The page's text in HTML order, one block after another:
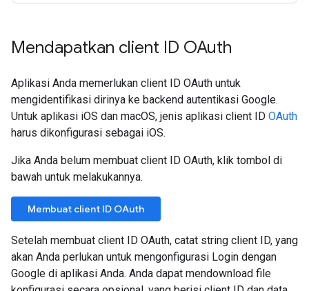
Mendapatkan client ID OAuth
Aplikasi Anda memerlukan client ID OAuth untuk
mengidentifikasi dirinya ke backend autentikasi Google.
Untuk aplikasi iOS dan macOS, jenis aplikasi client ID OAuth
harus dikonfigurasi sebagai iOS.
Jika Anda belum membuat client ID OAuth, klik tombol di
bawah untuk melakukannya.
Membuat client ID OAuth
Setelah membuat client ID OAuth, catat string client ID, yang
akan Anda perlukan untuk mengonfigurasi Login dengan
Google di aplikasi Anda. Anda dapat mendownload file